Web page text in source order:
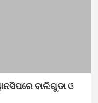
ବାଲିଗୁଡା ଓ